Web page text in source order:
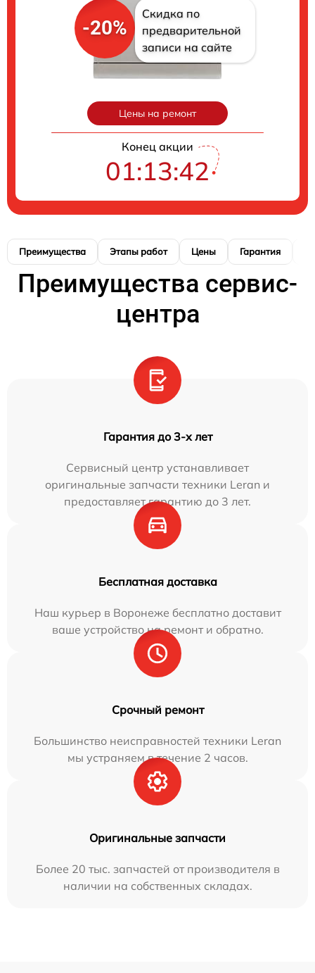
-20%
Скидка по
предварительной
записи на сайте
Цены на ремонт
Конец акции
01:13:41
Преимущества Этапы работ Цены Гарантия
Преимущества сервис-
центра
Гарантия до 3-х лет
Сервисный центр устанавливает
оригинальные запчасти техники Leran и
предоставляет гарантию до 3 лет.
Бесплатная доставка
Наш курьер в Воронеже бесплатно доставит
ваше устройство на ремонт и обратно.
Срочный ремонт
Большинство неисправностей техники Leran
мы устраняем в течение 2 часов.
Оригинальные запчасти
Более 20 тыс. запчастей от производителя в
наличии на собственных складах.